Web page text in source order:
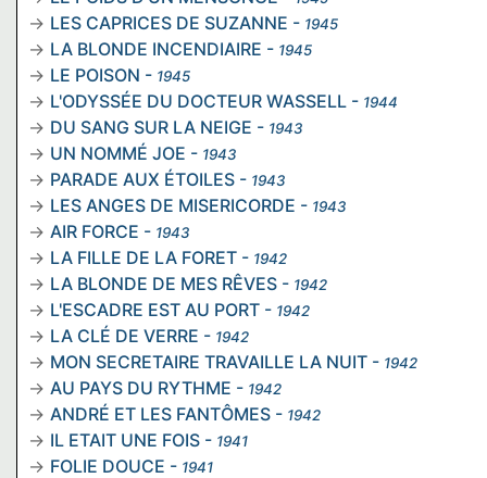
LES CAPRICES DE SUZANNE - 1945
LA BLONDE INCENDIAIRE - 1945
LE POISON - 1945
L'ODYSSÉE DU DOCTEUR WASSELL - 1944
DU SANG SUR LA NEIGE - 1943
UN NOMMÉ JOE - 1943
PARADE AUX ÉTOILES - 1943
LES ANGES DE MISERICORDE - 1943
AIR FORCE - 1943
LA FILLE DE LA FORET - 1942
LA BLONDE DE MES RÊVES - 1942
L'ESCADRE EST AU PORT - 1942
LA CLÉ DE VERRE - 1942
MON SECRETAIRE TRAVAILLE LA NUIT - 1942
AU PAYS DU RYTHME - 1942
ANDRÉ ET LES FANTÔMES - 1942
IL ETAIT UNE FOIS - 1941
FOLIE DOUCE - 1941